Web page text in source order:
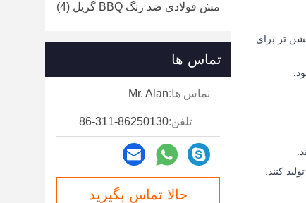
تر برای
کنند.
مش فولادی ضد زنگ BBQ گریل (4)
تماس ها
تماس ها:Mr. Alan
تلفن:86-311-86250130
حالا تماس بگیرید